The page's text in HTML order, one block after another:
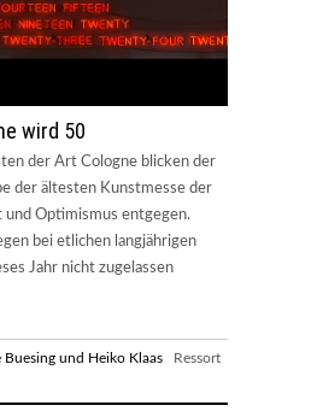
wird 50
der Art Cologne blicken der
der ältesten Kunstmesse der
Optimismus entgegen.
bei etlichen langjährigen
Jahr nicht zugelassen
Buesing und Heiko Klaas Ressort